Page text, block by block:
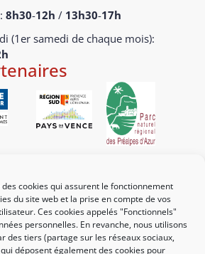
cookies qui assurent le fonctionnement
du site web et la prise en compte de vos
Ces cookies appelés "Fonctionnels"
personnelles. En revanche, nous utilisons
des tiers (partage sur les réseaux sociaux,
déposent également des cookies pour
:8h30-12h / 13h30-17h
(1er samedi de chaque mois):